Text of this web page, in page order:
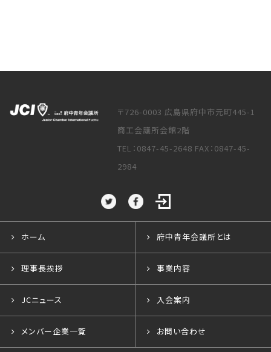
〒726-0003 広島県府中市元町445-1
商工会議所会館2階
TEL：0847-45-2648 FAX：0847-45-
2984
ホーム 府中青年会議所とは
理事長挨拶 事業内容
JCニュース 入会案内
メンバー企業一覧 お問い合わせ